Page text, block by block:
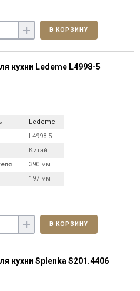
+ В КОРЗИНУ
кухни Ledeme L4998-5
Ledeme
L4998-5
Китай
390 мм
197 мм
+ В КОРЗИНУ
кухни Splenka S201.4406